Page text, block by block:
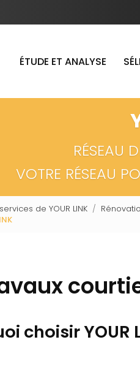
ÉTUDE ET ANALYSE
RÉSEAU
VOTRE RÉSEAU
de YOUR LINK
choisir